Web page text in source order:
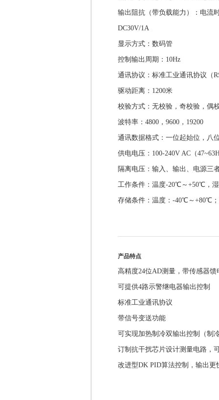
输出阻抗（带负载能力）：电流
DC30V/1A
显示方式：数码管
控制输出周期：10Hz
通讯协议：标准工业通讯协议（
驱动距离：1200米
校验方式：无校验，奇校验，偶
波特率：4800，9600，19200
通讯数据格式：一位起始位，八
供电电压：100-240V AC（
隔离电压：输入、输出、电源三
工作条件：温度-20℃～+50℃，湿
存储条件：温度：-40℃～+80℃；
产品特点
高精度24位AD测量，带传感器馈
可提供4路示警继电器输出控制
标准工业通讯协议
带信号变送功能
可实现加热制冷双输出控制（制
订制抗干扰芯片设计测量电路，
改进型DK PID算法控制，输出更